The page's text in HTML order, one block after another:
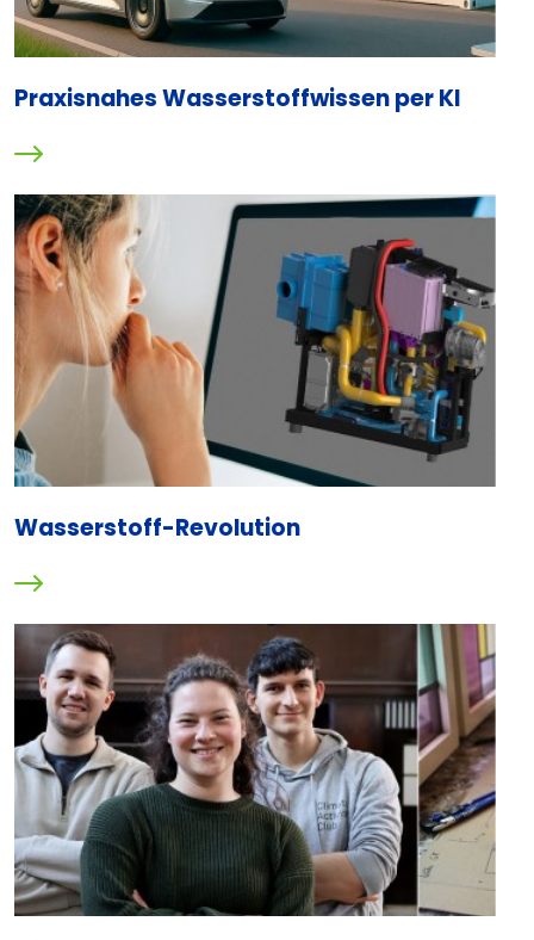
Praxisnahes Wasserstoffwissen per KI
Wasserstoff-Revolution